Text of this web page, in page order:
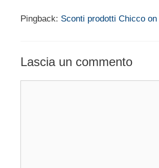
Pingback: Sconti prodotti Chicco
Lascia un commento